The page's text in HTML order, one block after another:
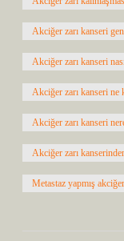
Akciğer zarı kanseri
Akciğer zarı kanseri
Akciğer zarı kanseri ne
Akciğer zarı kanseri
Akciğer zarı
Metastaz yapmış